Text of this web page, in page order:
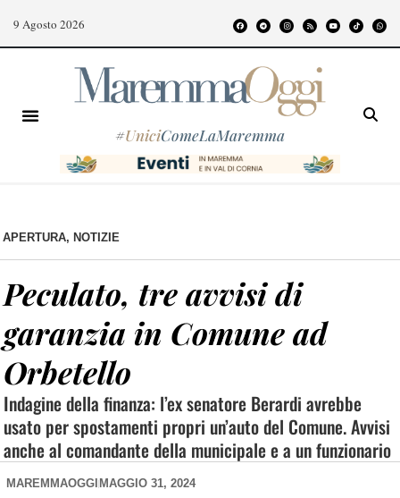
9 Agosto 2026
#UniciComeLaMaremma
APERTURA, NOTIZIE
Peculato, tre avvisi di
garanzia in Comune ad
Orbetello
Indagine della finanza: l’ex senatore Berardi avrebbe
usato per spostamenti propri un’auto del Comune. Avvisi
anche al comandante della municipale e a un funzionario
MAREMMAOGGI MAGGIO 31, 2024